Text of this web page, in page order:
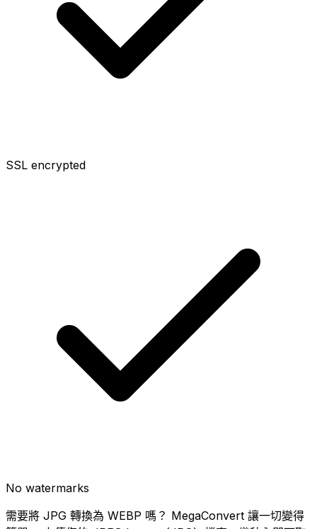
SSL encrypted
No watermarks
需要將 JPG 轉換為 WEBP 嗎？ MegaConvert 讓一切變得